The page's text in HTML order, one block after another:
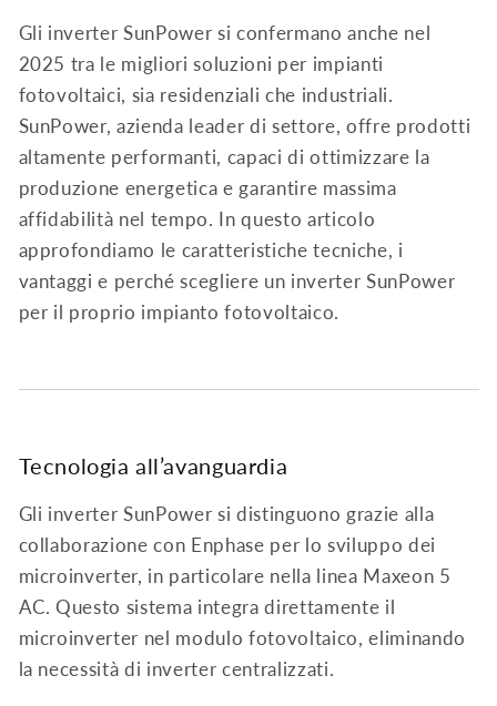
Gli inverter SunPower si confermano anche nel
2025 tra le migliori soluzioni per impianti
fotovoltaici, sia residenziali che industriali.
SunPower, azienda leader di settore, offre prodotti
altamente performanti, capaci di ottimizzare la
produzione energetica e garantire massima
affidabilità nel tempo. In questo articolo
approfondiamo le caratteristiche tecniche, i
vantaggi e perché scegliere un inverter SunPower
per il proprio impianto fotovoltaico.
Tecnologia all’avanguardia
Gli inverter SunPower si distinguono grazie alla
collaborazione con Enphase per lo sviluppo dei
microinverter, in particolare nella linea Maxeon 5
AC. Questo sistema integra direttamente il
microinverter nel modulo fotovoltaico, eliminando
la necessità di inverter centralizzati.